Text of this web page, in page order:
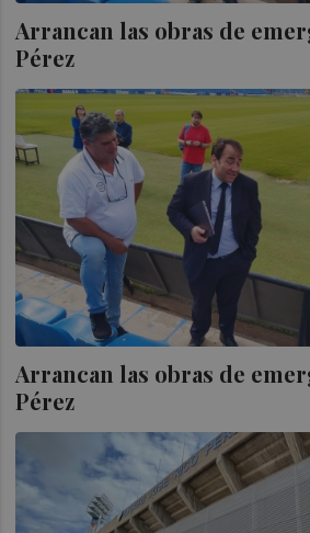
Arrancan las obras de
Pérez
Arrancan las obras de
Pérez